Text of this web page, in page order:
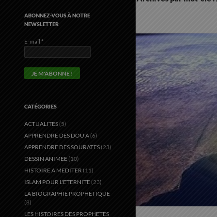
ABONNEZ-VOUS À NOTRE
NEWSLETTER
E-mail *
CATÉGORIES
ACTUALITES (5)
APPRENDRE DES DOU'A (6)
APPRENDRE DES SOURATES (23)
DESSIN ANIMEE (10)
HISTOIRE A MEDITER (11)
ISLAM POUR L'ETERNITE (23)
LA BIOGRAPHIE PROPHETIQUE
(8)
LES HISTOIRES DES PROPHETES